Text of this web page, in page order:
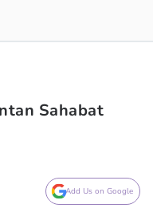
Sahabat
Add Us on Google